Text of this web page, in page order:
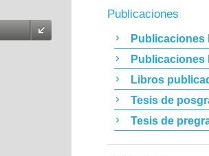
Publicaciones
Publicaciones
Publicaciones
Libros
Tesis de
Tesis de